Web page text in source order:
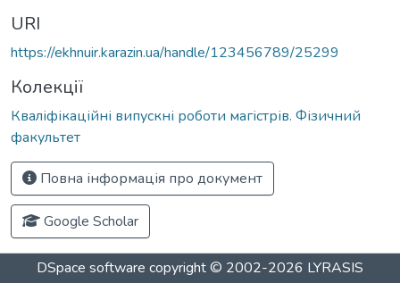
URI
https://ekhnuir.karazin.ua/handle/123456789/25299
Колекції
Кваліфікаційні випускні роботи магістрів. Фізичний
факультет
Повна інформація про документ
Google Scholar
DSpace software copyright © 2002-2026 LYRASIS